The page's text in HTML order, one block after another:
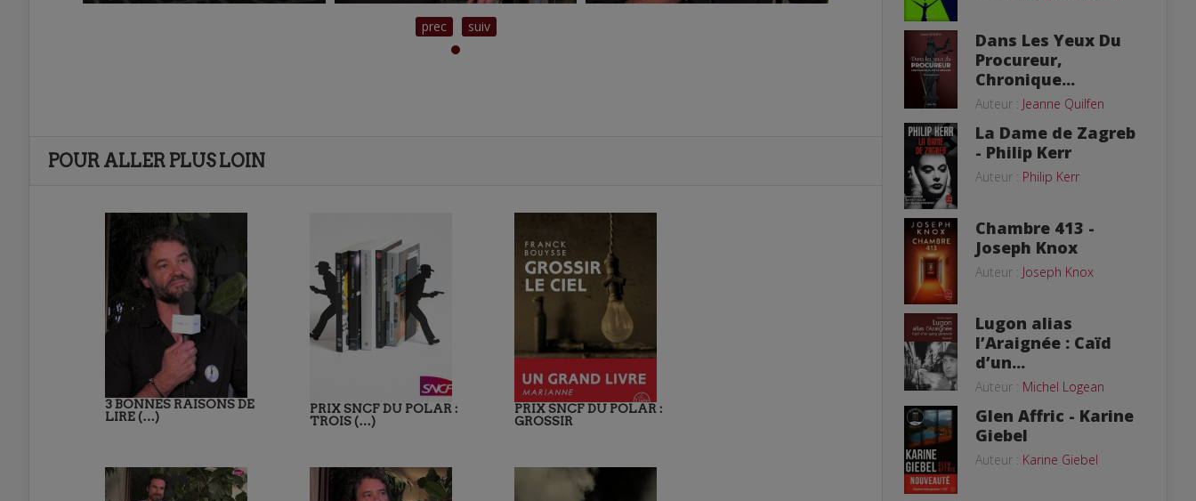
prec suiv
POUR ALLER PLUS LOIN
3 BONNES RAISONS DE
LIRE (…)
PRIX SNCF DU POLAR :
TROIS (…)
PRIX SNCF DU POLAR :
GROSSIR
Dans Les Yeux Du
Procureur,
Chronique...
Auteur : Jeanne Quilfen
La Dame de Zagreb
- Philip Kerr
Auteur : Philip Kerr
Chambre 413 -
Joseph Knox
Auteur : Joseph Knox
Lugon alias
l’Araignée : Caïd
d’un...
Auteur : Michel Logean
Glen Affric - Karine
Giebel
Auteur : Karine Giebel